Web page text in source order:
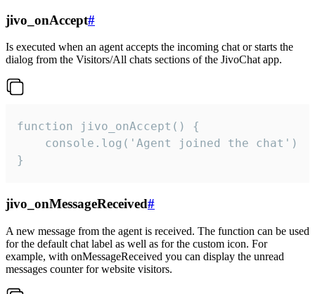
jivo_onAccept#
Is executed when an agent accepts the incoming chat or starts the
dialog from the Visitors/All chats sections of the JivoChat app.
function jivo_onAccept() {
}
jivo_onMessageReceived#
A new message from the agent is received. The function can be used
for the default chat label as well as for the custom icon. For
example, with onMessageReceived you can display the unread
messages counter for website visitors.